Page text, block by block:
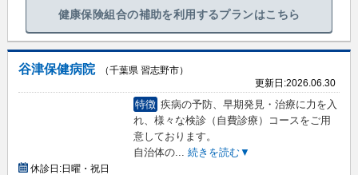
健康保険組合の補助を利用するプランはこちら
谷津保健病院
（千葉県 習志野市）
更新日:2026.06.30
特徴 疾病の予防、早期発見・治療に力を入
れ、様々な検診（自費診療）コースをご用
意しております。
自治体の... 続きを読む▼
休診日:日曜・祝日